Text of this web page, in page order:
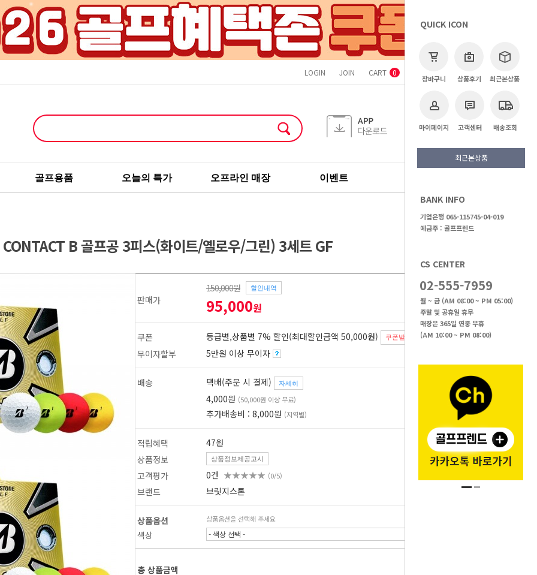
LOGIN JOIN CART 0
골프용품 오늘의 특가 오프라인 매장 이벤트
QUICK ICON
장바구니 상품후기 최근본상품
마이페이지 고객센터 배송조회
최근본상품
BANK INFO
기업은행 065-115745-04-019
예금주 : 골프프렌드
CS CENTER
02-555-7959
월 ~ 금 (AM 08:00 ~ PM 05:00)
주말 및 공휴일 휴무
매장은 365일 연중 무휴
(AM 10:00 ~ PM 08:00)
>골프용품 >골프공
B 골프공 3피스(화이트/옐로우/그린) 3세트 GF
37%
판매가
150,000원 할인내역
95,000원
쿠폰 등급별,상품별 7% 할인(최대할인금액 50,000원) 쿠폰받기
무이자할부 5만원 이상 무이자
배송 택배(주문 시 결제) 자세히
4,000원 (50,000원 이상 무료)
추가배송비 : 8,000원 (지역별)
적립혜택
47원
상품정보
상품정보제공고시
고객평가 0건 ★★★★★ (0/5)
브랜드 브릿지스톤
상품옵션 상품옵션을 선택해 주세요
색상 - 색상 선택 -
총 상품금액